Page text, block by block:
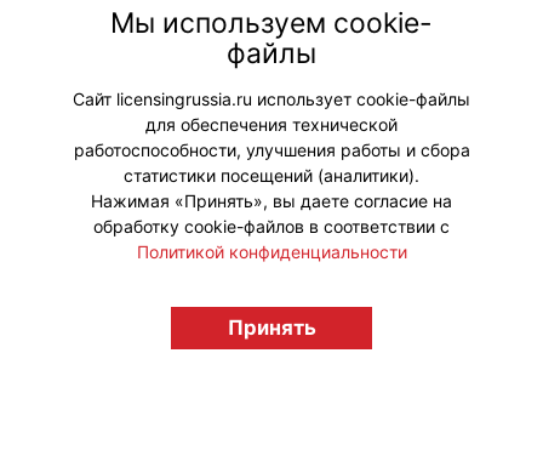
Мы используем cookie-
файлы
Сайт licensingrussia.ru использует cookie-файлы
для обеспечения технической
работоспособности, улучшения работы и сбора
статистики посещений (аналитики).
Нажимая «Принять», вы даете согласие на
обработку cookie-файлов в соответствии с
Политикой конфиденциальности
Принять